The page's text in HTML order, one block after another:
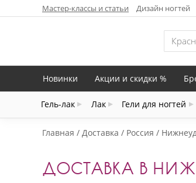
Мастер-классы и статьи Дизайн ногтей
Новинки Акции и скидки %
Гель-лак Лак Гели для ногтей
Главная Доставка Россия
ДОСТАВКА В